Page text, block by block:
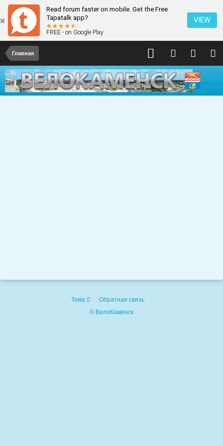
Read forum faster on mobile. Get the Free
Tapatalk app?
FREE - on Google Play
VIEW
Главная
Тема
Обратная связь
© ВелоКаменск